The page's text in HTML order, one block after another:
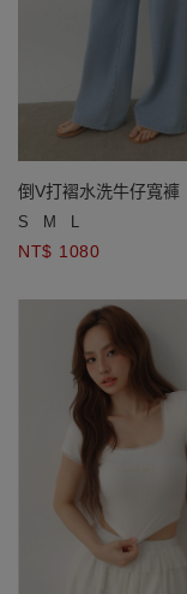
倒V打褶水洗牛仔寬褲
S M L
NT$ 1080